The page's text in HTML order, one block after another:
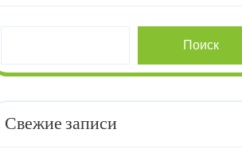
Поиск
Свежие записи